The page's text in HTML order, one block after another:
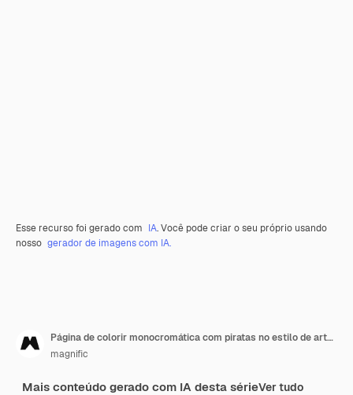
Esse recurso foi gerado com IA. Você pode criar o seu próprio usando
nosso gerador de imagens com IA.
Página de colorir monocromática com piratas no estilo de arte em linha
magnific
Mais conteúdo gerado com IA desta sérieVer tudo